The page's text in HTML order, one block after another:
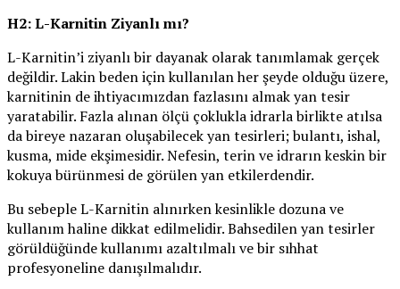
H2: L-Karnitin Ziyanlı mı?
L-Karnitin’i ziyanlı bir dayanak olarak tanımlamak gerçek
değildir. Lakin beden için kullanılan her şeyde olduğu üzere,
karnitinin de ihtiyacımızdan fazlasını almak yan tesir
yaratabilir. Fazla alınan ölçü çoklukla idrarla birlikte atılsa
da bireye nazaran oluşabilecek yan tesirleri; bulantı, ishal,
kusma, mide ekşimesidir. Nefesin, terin ve idrarın keskin bir
kokuya bürünmesi de görülen yan etkilerdendir.
Bu sebeple L-Karnitin alınırken kesinlikle dozuna ve
kullanım haline dikkat edilmelidir. Bahsedilen yan tesirler
görüldüğünde kullanımı azaltılmalı ve bir sıhhat
profesyoneline danışılmalıdır.